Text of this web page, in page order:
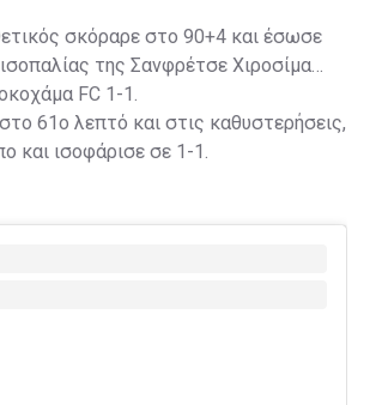
σκόραρε στο 90+4 και έσωσε
της Σανφρέτσε Χιροσίμα
FC 1-1.
61ο λεπτό και στις καθυστερήσεις,
και ισοφάρισε σε 1-1.